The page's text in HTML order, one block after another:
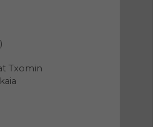
Txomin